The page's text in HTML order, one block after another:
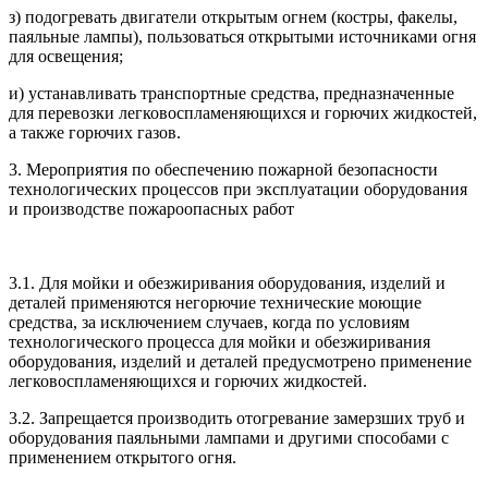
з) подогревать двигатели открытым огнем (костры, факелы,
паяльные лампы), пользоваться открытыми источниками огня
для освещения;
и) устанавливать транспортные средства, предназначенные
для перевозки легковоспламеняющихся и горючих жидкостей,
а также горючих газов.
3. Мероприятия по обеспечению пожарной безопасности
технологических процессов при эксплуатации оборудования
и производстве пожароопасных работ
3.1. Для мойки и обезжиривания оборудования, изделий и
деталей применяются негорючие технические моющие
средства, за исключением случаев, когда по условиям
технологического процесса для мойки и обезжиривания
оборудования, изделий и деталей предусмотрено применение
легковоспламеняющихся и горючих жидкостей.
3.2. Запрещается производить отогревание замерзших труб и
оборудования паяльными лампами и другими способами с
применением открытого огня.